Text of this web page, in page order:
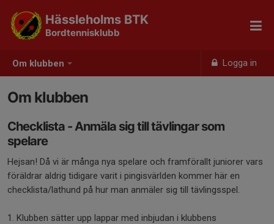
Om klubben Logga in
Hässleholms BTK
Bordtennisklubb
Om klubben
Checklista - Anmäla sig till tävlingar som
spelare
Hejsan! Då vi är många nya spelare och framförallt juniorer vars
föräldrar aldrig tidigare varit i pingisvärlden kommer här en
checklista/lathund på hur man anmäler sig till tävlingsspel.
1. Klubben sätter upp lappar med inbjudan i klubbens